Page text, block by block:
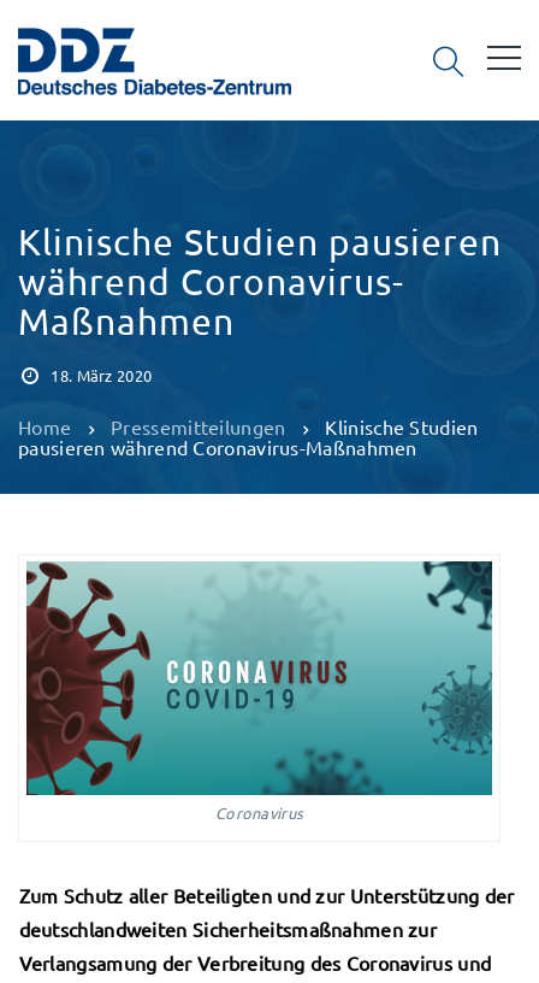
Klinische Studien pausieren
während Coronavirus-
Maßnahmen
18. März 2020
Home Pressemitteilungen
Klinische Studien
pausieren während Coronavirus-Maßnahmen
Coronavirus
Zum Schutz aller Beteiligten und zur Unterstützung der
deutschlandweiten Sicherheitsmaßnahmen zur
Verlangsamung der Verbreitung des Coronavirus und